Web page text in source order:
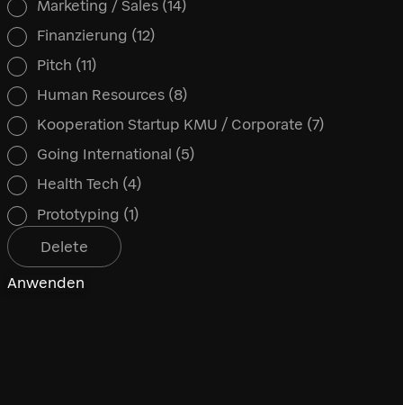
Marketing / Sales (14)
Finanzierung (12)
Pitch (11)
Human Resources (8)
Kooperation Startup KMU / Corporate (7)
Going International (5)
Health Tech (4)
Prototyping (1)
Delete
Anwenden